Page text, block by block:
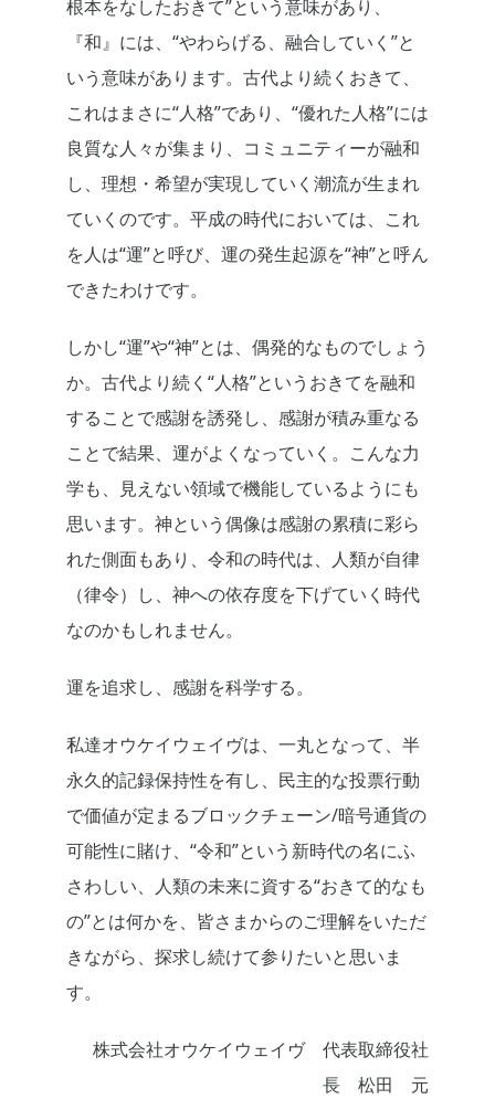
根本をなしたおきて”という意味があり、
『和』には、“やわらげる、融合していく”と
いう意味があります。古代より続くおきて、
これはまさに“人格”であり、“優れた人格”には
良質な人々が集まり、コミュニティーが融和
し、理想・希望が実現していく潮流が生まれ
ていくのです。平成の時代においては、これ
を人は“運”と呼び、運の発生起源を“神”と呼ん
できたわけです。
しかし“運”や“神”とは、偶発的なものでしょう
か。古代より続く“人格”というおきてを融和
することで感謝を誘発し、感謝が積み重なる
ことで結果、運がよくなっていく。こんな力
学も、見えない領域で機能しているようにも
思います。神という偶像は感謝の累積に彩ら
れた側面もあり、令和の時代は、人類が自律
（律令）し、神への依存度を下げていく時代
なのかもしれません。
運を追求し、感謝を科学する。
私達オウケイウェイヴは、一丸となって、半
永久的記録保持性を有し、民主的な投票行動
で価値が定まるブロックチェーン/暗号通貨の
可能性に賭け、“令和”という新時代の名にふ
さわしい、人類の未来に資する“おきて的なも
の”とは何かを、皆さまからのご理解をいただ
きながら、探求し続けて参りたいと思いま
す。
株式会社オウケイウェイヴ 代表取締役社
長 松田 元